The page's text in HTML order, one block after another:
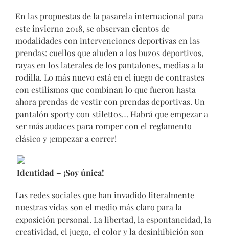
En las propuestas de la pasarela internacional para
este invierno 2018, se observan cientos de
modalidades con intervenciones deportivas en las
prendas: cuellos que aluden a los buzos deportivos,
rayas en los laterales de los pantalones, medias a la
rodilla. Lo más nuevo está en el juego de contrastes
con estilismos que combinan lo que fueron hasta
ahora prendas de vestir con prendas deportivas. Un
pantalón sporty con stilettos… Habrá que empezar a
ser más audaces para romper con el reglamento
clásico y ¡empezar a correr!
Identidad – ¡Soy única!
Las redes sociales que han invadido literalmente
nuestras vidas son el medio más claro para la
exposición personal. La libertad, la espontaneidad, la
creatividad, el juego, el color y la desinhibición son